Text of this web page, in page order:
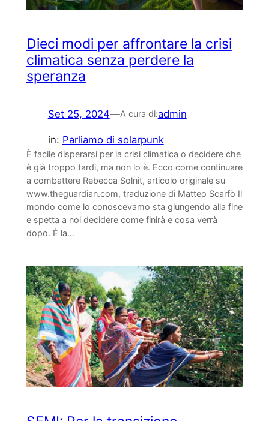
Dieci modi per affrontare la crisi
climatica senza perdere la
speranza
Set 25, 2024—A cura di:admin
in: Parliamo di solarpunk
È facile disperarsi per la crisi climatica o decidere che
è già troppo tardi, ma non lo è. Ecco come continuare
a combattere Rebecca Solnit, articolo originale su
www.theguardian.com, traduzione di Matteo Scarfò Il
mondo come lo conoscevamo sta giungendo alla fine
e spetta a noi decidere come finirà e cosa verrà
dopo. È la…